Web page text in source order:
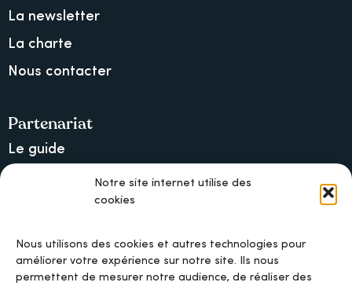
Notre site internet utilise des
cookies
Nous utilisons des cookies et autres technologies pour
améliorer votre expérience sur notre site. Ils nous
permettent de mesurer notre audience, de réaliser des
La newsletter
La charte
Nous contacter
Partenariat
Le guide
Lancer une collecte sur Ulule
MAIF, l’assureur militant
Mentions légales